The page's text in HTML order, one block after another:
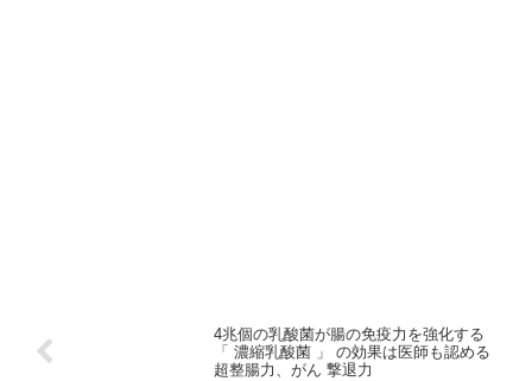
4兆個の乳酸菌が腸の免疫力を強化する
「 濃縮乳酸菌 」 の効果は医師も認める
超整腸力、がん 撃退力